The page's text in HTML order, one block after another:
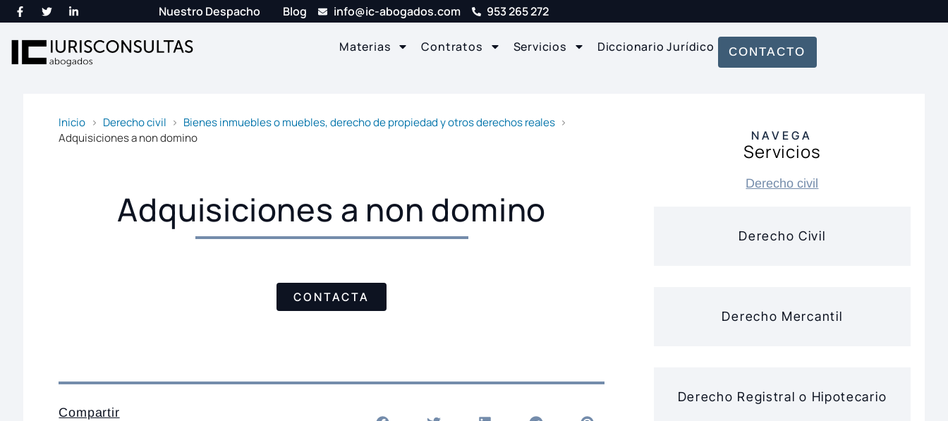
Nuestro Despacho Blog info@ic-abogados.com 953 265 272
Materias Contratos Servicios Diccionario Jurídico CONTACTO
Inicio Derecho civil
Bienes inmuebles o muebles, derecho de propiedad y otros derechos reales
Adquisiciones a non domino
Adquisiciones a non domino
CONTACTA
Compartir
NAVEGA
Servicios
Derecho civil
Derecho Civil
Derecho Mercantil
Derecho Registral o Hipotecario